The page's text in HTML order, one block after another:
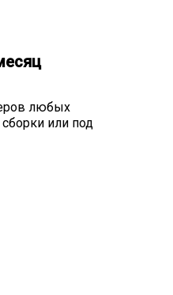
любых
или под